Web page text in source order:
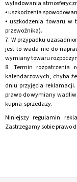
wyładowania
⦁ uszkodzenia
⦁ uszkodzenia towaru w
przewoźnika).
7. W przypadku
jest to wada nie do
wymiany towaru
8. Termin
kalendarzowych, chyba
dniu przyjęcia
prawo do wymiany
kupna-sprzedaży.
Niniejszy regulamin
Zastrzegamy sobie prawo
M
Y
SZKLANY
KRZYŻ
NA
ŚCIANĘ
TURKUSOWY
ZE
SZKŁA
WARSTWOWEGO